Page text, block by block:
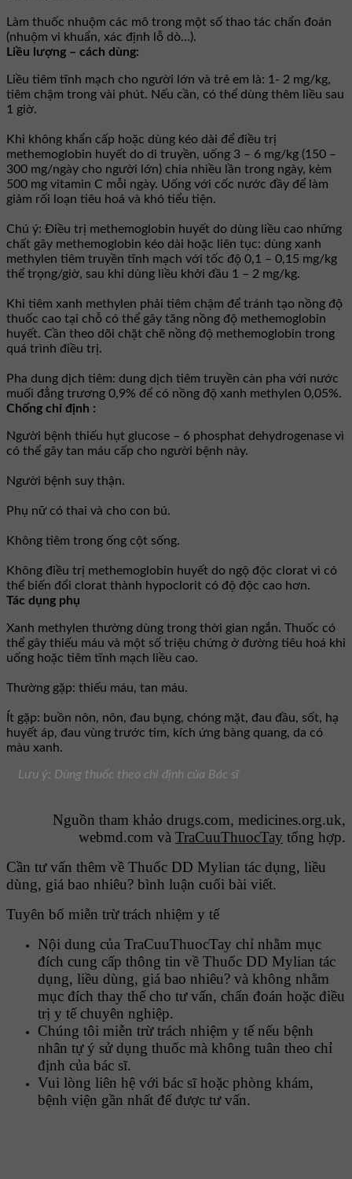
Làm thuốc nhuộm các mô trong một số thao tác chẩn đoán
(nhuộm vi khuẩn, xác định lỗ dò…).
Liều lượng – cách dùng:
Liều tiêm tĩnh mạch cho người lớn và trẻ em là: 1- 2 mg/kg,
tiêm chậm trong vài phút. Nếu cần, có thể dùng thêm liều sau
1 giờ.
Khi không khẩn cấp hoặc dùng kéo dài để điều trị
methemoglobin huyết do di truyền, uống 3 – 6 mg/kg (150 –
300 mg/ngày cho người lớn) chia nhiều lần trong ngày, kèm
500 mg vitamin C mỗi ngày. Uống với cốc nước đầy để làm
giảm rối loạn tiêu hoá và khó tiểu tiện.
Chú ý: Điều trị methemoglobin huyết do dùng liều cao những
chất gây methemoglobin kéo dài hoặc liên tục: dùng xanh
methylen tiêm truyền tĩnh mạch với tốc độ 0,1 – 0,15 mg/kg
thể trọng/giờ, sau khi dùng liều khởi đầu 1 – 2 mg/kg.
Khi tiêm xanh methylen phải tiêm chậm để tránh tạo nồng độ
thuốc cao tại chỗ có thể gây tăng nồng độ methemoglobin
huyết. Cần theo dõi chặt chẽ nồng độ methemoglobin trong
quá trình điều trị.
Pha dung dịch tiêm: dung dịch tiêm truyền càn pha với nước
muối đẳng trương 0,9% để có nồng độ xanh methylen 0,05%.
Chống chỉ định :
Người bệnh thiếu hụt glucose – 6 phosphat dehydrogenase vì
có thể gây tan máu cấp cho người bệnh này.
Người bệnh suy thận.
Phụ nữ có thai và cho con bú.
Không tiêm trong ống cột sống.
Không điều trị methemoglobin huyết do ngộ độc clorat vì có
thể biến đổi clorat thành hypoclorit có độ độc cao hơn.
Tác dụng phụ
Xanh methylen thường dùng trong thời gian ngắn. Thuốc có
thể gây thiếu máu và một số triệu chứng ở đường tiêu hoá khi
uống hoặc tiêm tĩnh mạch liều cao.
Thường gặp: thiếu máu, tan máu.
Ít gặp: buồn nôn, nôn, đau bụng, chóng mặt, đau đầu, sốt, hạ
huyết áp, đau vùng trước tim, kích ứng bàng quang, da có
màu xanh.
Lưu ý: Dùng thuốc theo chỉ định của Bác sĩ
Nguồn tham khảo drugs.com, medicines.org.uk,
webmd.com và TraCuuThuocTay tổng hợp.
Cần tư vấn thêm về Thuốc DD Mylian tác dụng, liều
dùng, giá bao nhiêu? bình luận cuối bài viết.
Tuyên bố miễn trừ trách nhiệm y tế
Nội dung của TraCuuThuocTay chỉ nhằm mục
đích cung cấp thông tin về Thuốc DD Mylian tác
dụng, liều dùng, giá bao nhiêu? và không nhằm
mục đích thay thế cho tư vấn, chẩn đoán hoặc điều
trị y tế chuyên nghiệp.
Chúng tôi miễn trừ trách nhiệm y tế nếu bệnh
nhân tự ý sử dụng thuốc mà không tuân theo chỉ
định của bác sĩ.
Vui lòng liên hệ với bác sĩ hoặc phòng khám,
bệnh viện gần nhất để được tư vấn.